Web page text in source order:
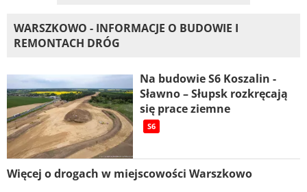
WARSZKOWO - INFORMACJE O BUDOWIE I
REMONTACH DRÓG
Na budowie S6 Koszalin -
Sławno – Słupsk rozkręcają
się prace ziemne
S6
Więcej o drogach w miejscowości Warszkowo